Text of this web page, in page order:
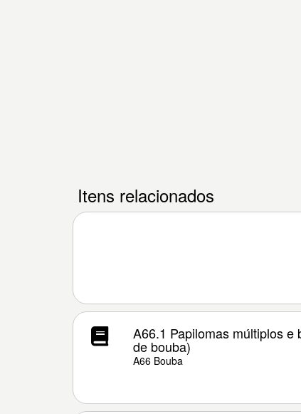
Itens relacionados
A66.1 Papilomas múltiplos
de bouba)
A66 Bouba